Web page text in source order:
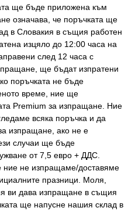
ще бъде приложена към
означава, че поръчката ще
в Словакия в същия работен
изцяло до 12:00 часа на
след 12 часа с
ще бъдат изпратени
поръчката не бъде
време, ние ще
Premium за изпращане. Ние
всяка поръчка и да
изпращане, ако не е
случаи ще бъде
от 7,5 евро + ДДС.
не изпращаме/доставяме
празници. Моля,
ви дава изпращане в същия
ще напусне нашия склад в